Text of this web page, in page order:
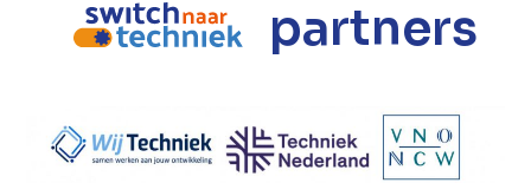
Open
Close
partners